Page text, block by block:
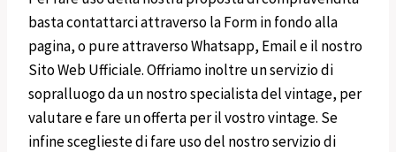
basta contattarci attraverso la Form in fondo alla
pagina, o pure attraverso Whatsapp, Email e il nostro
Sito Web Ufficiale. Offriamo inoltre un servizio di
sopralluogo da un nostro specialista del vintage, per
valutare e fare un offerta per il vostro vintage. Se
infine sceglieste di fare uso del nostro servizio di